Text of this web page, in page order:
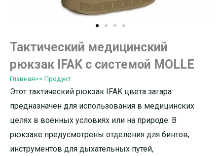
Тактический медицинский
рюкзак IFAK с системой MOLLE
Главная<< Продукт
Этот тактический рюкзак IFAK цвета загара
предназначен для использования в медицинских
целях в военных условиях или на природе. В
рюкзаке предусмотрены отделения для бинтов,
инструментов для дыхательных путей,